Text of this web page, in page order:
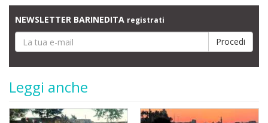
NEWSLETTER BARINEDITA registrati
Leggi anche